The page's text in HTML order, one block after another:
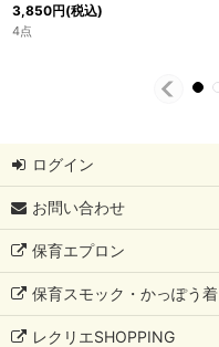
3,850円(税込)
4点
ログイン
お問い合わせ
保育エプロン
保育スモック・かっぽう着
レクリエSHOPPING